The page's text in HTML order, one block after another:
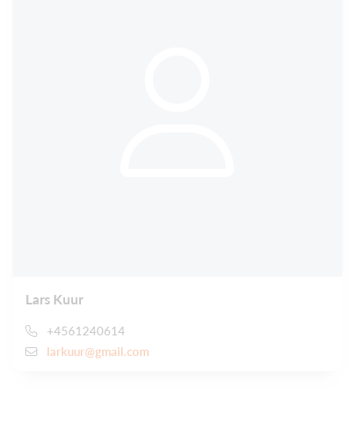
Lars Kuur
+4561240614
larkuur@gmail.com